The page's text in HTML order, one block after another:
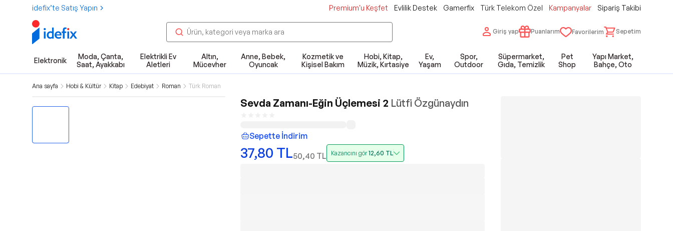
idefix’te Satış Yapın Premium'u Keşfet Evlilik Destek Gamerfix Türk Telekom Özel Kampanyalar Sipariş Takibi
Giriş yap Puanlarım Favorilerim Sepetim
Elektronik
Moda, Çanta,
Saat, Ayakkabı
Elektrikli Ev
Aletleri
Altın,
Mücevher
Anne, Bebek,
Oyuncak
Kozmetik ve
Kişisel Bakım
Hobi, Kitap,
Müzik, Kırtasiye
Ev,
Yaşam
Spor,
Outdoor
Süpermarket,
Gıda, Temizlik
Pet
Shop
Yapı Market,
Bahçe, Oto
Ana sayfa Hobi & Kültür Kitap Edebiyat Roman Türk Roman
Sevda Zamanı-Eğin Üçlemesi 2 Lütfi Özgünaydın
Sepette İndirim
37,80 TL50,40 TL Kazancını gör12,60 TL